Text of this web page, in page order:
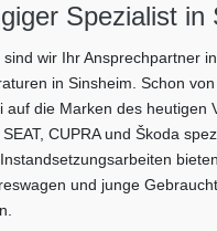
Spezialist in
wir Ihr Ansprechpartner
in Sinsheim. Schon
auf die Marken des heutigen
CUPRA und Škoda
und junge